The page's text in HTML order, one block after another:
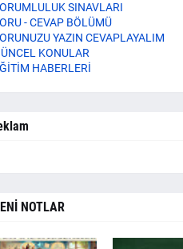
SINAVLARI
- CEVAP BÖLÜMÜ
YAZIN CEVAPLAYALIM
KONULAR
HABERLERİ
NOTLAR